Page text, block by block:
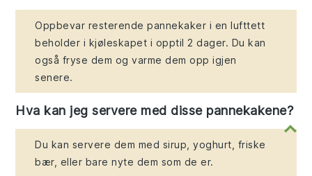
Oppbevar resterende pannekaker i en lufttett
beholder i kjøleskapet i opptil 2 dager. Du kan
også fryse dem og varme dem opp igjen
senere.
Hva kan jeg servere med disse pannekakene?
Du kan servere dem med sirup, yoghurt, friske
bær, eller bare nyte dem som de er.